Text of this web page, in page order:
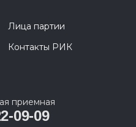
Лица партии
Контакты РИК
приемная
09-09